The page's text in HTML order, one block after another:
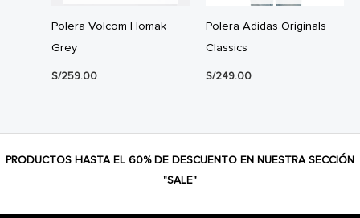
Polera Volcom Homak
Grey
S/259.00
Polera Adidas Originals
Classics
S/249.00
PRODUCTOS HASTA EL 60% DE DESCUENTO EN NUESTRA SECCIÓN
"SALE"